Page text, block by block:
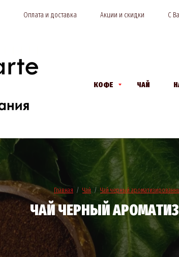
Оплата и доставка Акции и скидки С
КОФЕ ЧАЙ
Главная
  /
Чай
  /
Чай черный
ЧАЙ ЧЕРНЫЙ